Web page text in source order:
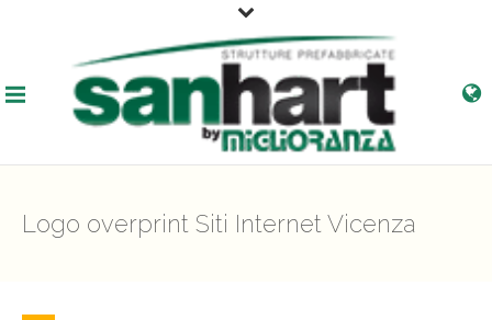
Logo overprint Siti Internet Vicenza